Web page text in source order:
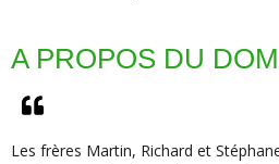
A PROPOS DU
Les frères Martin, Richard et